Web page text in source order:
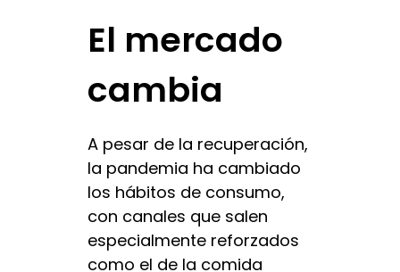
El mercado
cambia
A pesar de la recuperación,
la pandemia ha cambiado
los hábitos de consumo,
con canales que salen
especialmente reforzados
como el de la comida